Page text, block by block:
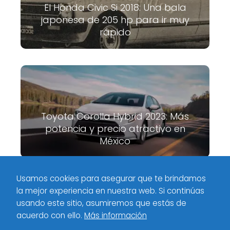
El Honda Civic Si 2018: Una bala
japonesa de 205 hp para ir muy
rápido
Toyota Corolla Hybrid 2023: Más
potencia y precio atractivo en
México
Meximotores Industria
Configuradores en línea de autos:
personaliza tu vehículo a tu gusto
Usamos cookies para asegurar que te brindamos
la mejor experiencia en nuestra web. Si continúas
usando este sitio, asumiremos que estás de
acuerdo con ello. Más información